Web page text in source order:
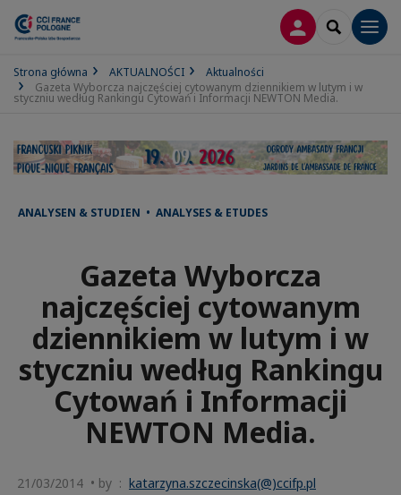
LOGOWANIE
SEARCH
Strona główna AKTUALNOŚCI
Aktualności
Gazeta Wyborcza najczęściej cytowanym dziennikiem w lutym i w
styczniu według Rankingu Cytowań i Informacji NEWTON Media.
ANALYSEN & STUDIEN • ANALYSES & ETUDES
Gazeta Wyborcza
najczęściej cytowanym
dziennikiem w lutym i w
styczniu według Rankingu
Cytowań i Informacji
NEWTON Media.
21/03/2014 • by : katarzyna.szczecinska(@)ccifp.pl